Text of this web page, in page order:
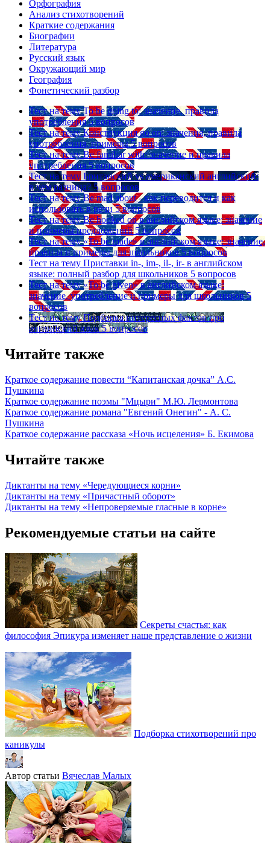
Орфография
Анализ стихотворений
Краткие содержания
Биографии
Литература
Русский язык
Окружающий мир
География
Фонетический разбор
Тест на тему To be going to: значение, правила
употребления 5 вопросов
Тест на тему Конструкция go on: значения, правила
употребления, примеры 5 вопросов
Тест на тему Be familiar with: значение и правила
употребления 5 вопросов
Тест на тему Британский vs американский английский:
в чем разница? 5 вопросов
Тест на тему Be mad about - как переводится и как
использовать в речи 5 вопросов
Тест на тему Be hooked on в английском языке: значение
и примеры предложений 5 вопросов
Тест на тему «To be made» в английском языке: значение,
правила и примеры для школьников 5 вопросов
Тест на тему Приставки in-, im-, il-, ir- в английском
языке: полный разбор для школьников 5 вопросов
Тест на тему «To be given» в английском языке:
значение, употребление и примеры для школьников 5
вопросов
Тест на тему Подборка интересных фактов про
английский язык 5 вопросов
Читайте также
Краткое содержание повести “Капитанская дочка” А.С.
Пушкина
Краткое содержание поэмы "Мцыри" М.Ю. Лермонтова
Краткое содержание романа "Евгений Онегин" - А. С.
Пушкина
Краткое содержание рассказа «Ночь исцеления» Б. Екимова
Читайте также
Диктанты на тему «Чередующиеся корни»
Диктанты на тему «Причастный оборот»
Диктанты на тему «Непроверяемые гласные в корне»
Рекомендуемые статьи на сайте
Секреты счастья: как
философия Эпикура изменяет наше представление о жизни
Подборка стихотворений про
каникулы
Автор статьи Вячеслав Малых